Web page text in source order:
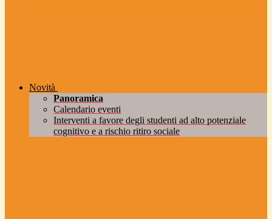
Novità
Panoramica
Calendario eventi
Interventi a favore degli studenti ad alto potenziale
cognitivo e a rischio ritiro sociale